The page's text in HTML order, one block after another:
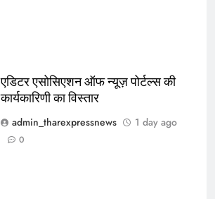
एडिटर एसोसिएशन ऑफ न्यूज़ पोर्टल्स की
कार्यकारिणी का विस्तार
admin_tharexpressnews
1 day ago
0